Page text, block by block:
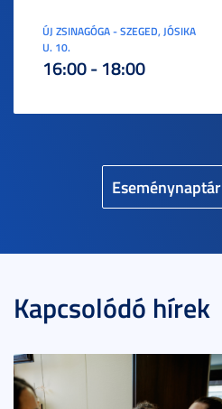
Eseménynaptár
ÚJ ZSINAGÓGA - SZEGED, JÓSIKA
U. 10.
16:00 - 18:00
Kapcsolódó hírek